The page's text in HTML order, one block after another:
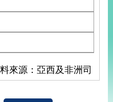
來源：亞西及非洲司